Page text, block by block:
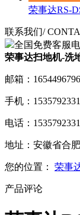
荣事达RS-
联系我们/
全国免费客服
荣事达扫地机-洗
邮箱：
手机：
电话：
地址：安徽省合
您的位置： 荣事
产品评论